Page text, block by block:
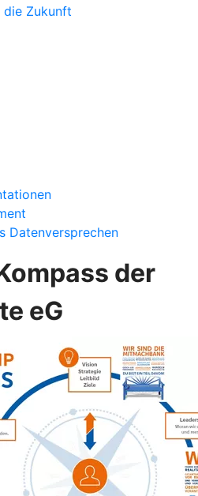
die Zukunft
Datenversprechen
der
eG